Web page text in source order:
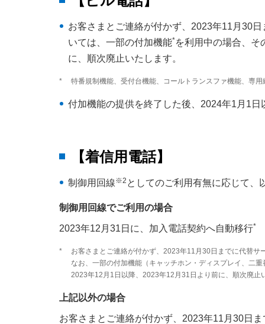
お客さまとご連絡が付かず、2023年11月30
いては、一部の付加機能*を利用中の場合、そ
に、順次廃止いたします。
* 特番規制機能、受付台機能、コールトランスファ機能、専用
付加機能の提供を終了した後、2024年1月1
【着信用電話】
制御用回線※2 としてのご利用有無に応じて、
制御用回線でご利用の場合
2023年12月31日に、加入電話契約へ自動移行*
*
お客さまとご連絡が付かず、2023年11月30日までに代替
なお、一部の付加機能（キャッチホン・ディスプレイ、二
2023年12月1日以降、2023年12月31日より前に、順次廃止
上記以外の場合
お客さまとご連絡が付かず、2023年11月30日